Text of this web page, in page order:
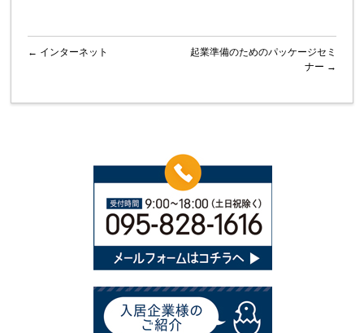
← インターネット
起業準備のためのパッケージセミ
ナー →